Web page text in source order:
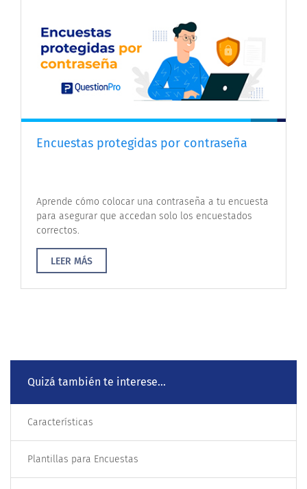
Encuestas protegidas por contraseña
Aprende cómo colocar una contraseña a tu encuesta
para asegurar que accedan solo los encuestados
correctos.
LEER MÁS
Quizá también te interese...
Características
Plantillas para Encuestas